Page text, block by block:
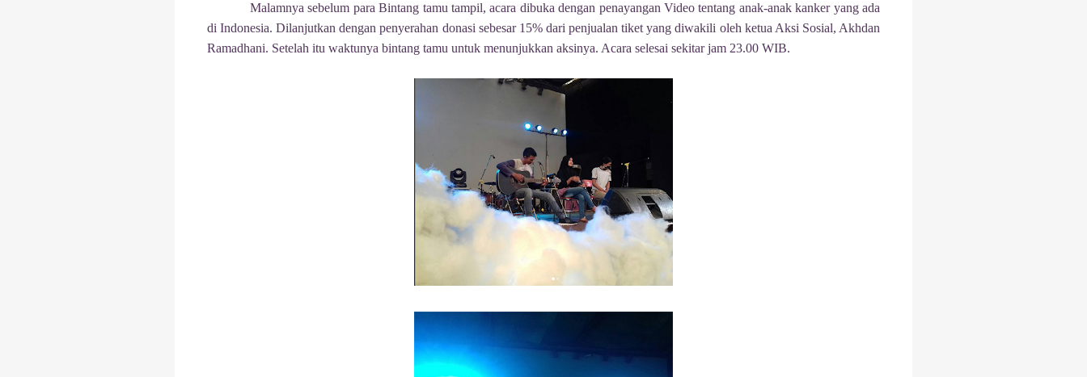
Malamnya sebelum para Bintang tamu tampil, acara dibuka dengan penayangan Video tentang anak-anak kanker yang ada
di Indonesia. Dilanjutkan dengan penyerahan donasi sebesar 15% dari penjualan tiket yang diwakili oleh ketua Aksi Sosial, Akhdan
Ramadhani. Setelah itu waktunya bintang tamu untuk menunjukkan aksinya. Acara selesai sekitar jam 23.00 WIB.